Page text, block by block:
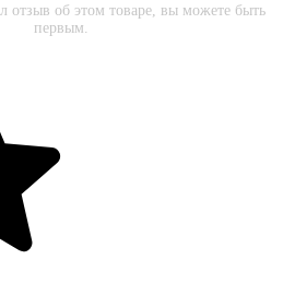
отзыв об этом товаре, вы можете быть
первым.